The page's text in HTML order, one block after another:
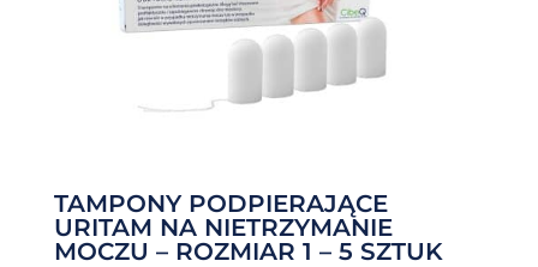
TAMPONY PODPIERAJĄCE
URITAM NA NIETRZYMANIE
MOCZU – ROZMIAR 1 – 5 SZTUK